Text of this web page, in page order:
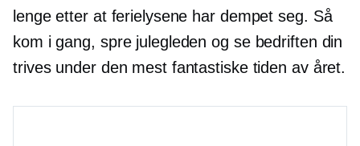
lenge etter at ferielysene har dempet seg. Så
kom i gang, spre julegleden og se bedriften din
trives under den mest fantastiske tiden av året.